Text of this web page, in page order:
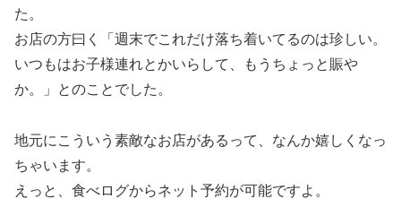
た。
お店の方曰く「週末でこれだけ落ち着いてるのは珍しい。
いつもはお子様連れとかいらして、もうちょっと賑や
か。」とのことでした。
地元にこういう素敵なお店があるって、なんか嬉しくなっ
ちゃいます。
えっと、食べログからネット予約が可能ですよ。